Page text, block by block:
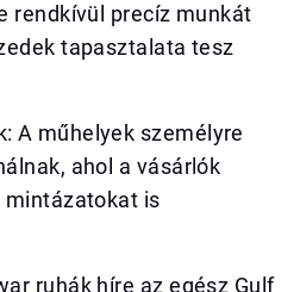
rendkívül precíz munkát
tapasztalata tesz
A műhelyek személyre
ahol a vásárlók
mintázatokat is
ruhák híre az egész Gulf